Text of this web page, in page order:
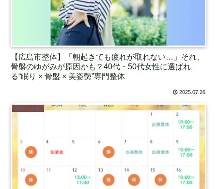
【広島市整体】「朝起きても疲れが取れない…」それ、
骨盤のゆがみが原因かも？40代・50代女性に選ばれ
る“眠り × 骨盤 × 美姿勢”専門整体
2025.07.26
お知らせ等